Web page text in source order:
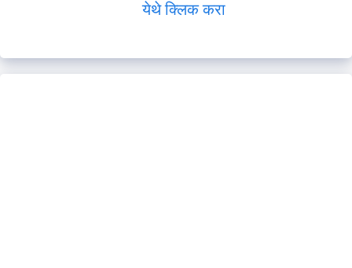
येथे क्लिक करा